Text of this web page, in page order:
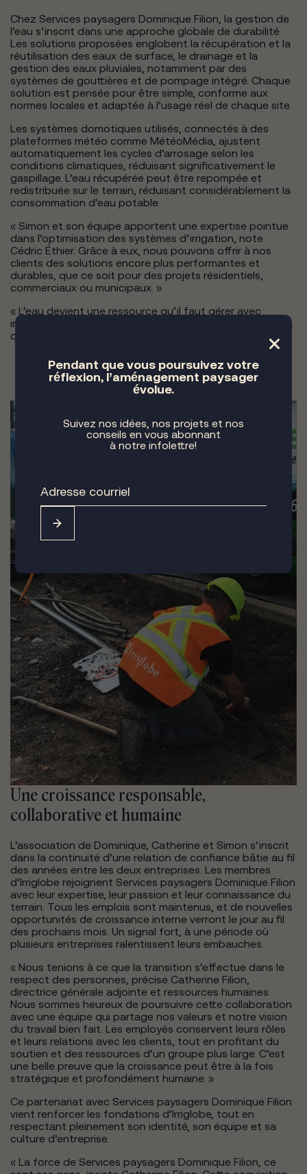
Chez Services paysagers Dominique Filion, la gestion de
l’eau s’inscrit dans une approche globale de durabilité.
Les solutions proposées englobent la récupération et la
réutilisation des eaux de surface, le drainage et la
gestion des eaux pluviales, notamment par des
systèmes de gouttières et de pompage intégré. Chaque
solution est pensée pour être simple, conforme aux
normes locales et adaptée à l’usage réel de chaque site.
Les systèmes domotiques utilisés, connectés à des
plateformes météo comme MétéoMédia, ajustent
automatiquement les cycles d’arrosage selon les
conditions climatiques, réduisant significativement le
gaspillage. L’eau récupérée peut être repompée et
redistribuée sur le terrain, réduisant considérablement la
consommation d’eau potable.
« Simon et son équipe apportent une expertise pointue
dans l’optimisation des systèmes d’irrigation, note
Cédric Éthier. Grâce à eux, nous pouvons offrir à nos
clients des solutions encore plus performantes et
durables, que ce soit pour des projets résidentiels,
commerciaux ou municipaux. »
« L’eau devient une ressource qu’il faut gérer avec
intelligence, rappelle Dominique Filion. L’irrigation, c’est la
durabilité appliquée au quotidien. »
Une croissance responsable,
collaborative et humaine
L’association de Dominique, Catherine et Simon s’inscrit
dans la continuité d’une relation de confiance bâtie au fil
des années entre les deux entreprises. Les membres
d’Irriglobe rejoignent Services paysagers Dominique Filion
avec leur expertise, leur passion et leur connaissance du
terrain. Tous les emplois sont maintenus, et de nouvelles
opportunités de croissance interne verront le jour au fil
des prochains mois. Un signal fort, à une période où
plusieurs entreprises ralentissent leurs embauches.
« Nous tenions à ce que la transition s’effectue dans le
respect des personnes, précise Catherine Filion,
directrice générale adjointe et ressources humaines.
Nous sommes heureux de poursuivre cette collaboration
avec une équipe qui partage nos valeurs et notre vision
du travail bien fait. Les employés conservent leurs rôles
et leurs relations avec les clients, tout en profitant du
soutien et des ressources d’un groupe plus large. C’est
une belle preuve que la croissance peut être à la fois
stratégique et profondément humaine. »
Ce partenariat avec Services paysagers Dominique Filion
vient renforcer les fondations d’Irriglobe, tout en
respectant pleinement son identité, son équipe et sa
culture d’entreprise.
« La force de Services paysagers Dominique Filion, ce
×
Pendant que vous poursuivez votre
réflexion, l’aménagement paysager
évolue.
Suivez nos idées, nos projets et nos
conseils en vous abonnant
à notre infolettre!